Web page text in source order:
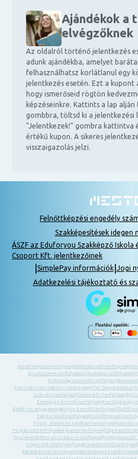
Ajándékok a
elvégzőknek
Az oldalról történő jelentkezés
adunk ajándékba, amelyet
felhasználhatsz korlátlanul egy
jelentkezés esetén. Ezt a
hogy ismerőseid rögtön
képzéseinkre. Kattints a lap
gombbra, töltsd ki a jelentkezési
"Jelentkezek!" gombra kattintva
értékű kupon. A sikeres
visszaigazolás jelzi.
Felnőttképzési engedély
Szakképesítések idegen
ÁSZF az Eduforyou Szakképző Iskola
Csoport Kft. jelentkezőinek
SimplePay információk| Jogi
Adatkezelési tájékoztató és
Ácsállványozó tanfolyam| Adótanácsadó tanfolyam|
Asszisztens tanfolyamok Asztalos tanfolyamok
Biztonságszervező tanfolyam|
CAD-CAM informatikus tanfolyam| CNC forgácsoló
Cukrász tanfolyam| Dekoratőr tanfolyam|
Emelőgép-kezelő tanfolyam Emelőgép-
Építő- és anyagmozgató gép kezelő tanfolyam
Fakitermelő tanfolyam Felnőttképző
Festő, mázoló és tapétázó tanfolyam Fodrász
Forgácsoló tanfolyamok Gazda tanfolyam| Gép kezelő
Gyermekotthoni asszisztens tanfolyam|
Hegesztő tanfolyam Ingatlanközvetítő tanfolyam
Kazánkezelő tanfolyam| Kedvezményes tanfolyamok